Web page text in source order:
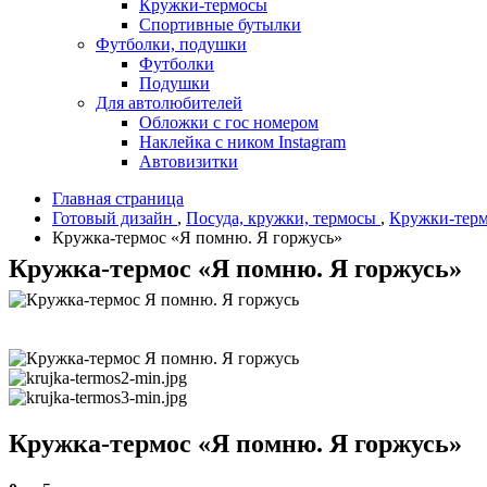
Кружки-термосы
Спортивные бутылки
Футболки, подушки
Футболки
Подушки
Для автолюбителей
Обложки с гос номером
Наклейка с ником Instagram
Автовизитки
Главная страница
Готовый дизайн , Посуда, кружки, термосы , Кружки-
Кружка-термос «Я помню. Я горжусь»
Кружка-термос «Я помню. Я горжусь»
Кружка-термос «Я помню. Я горжусь»